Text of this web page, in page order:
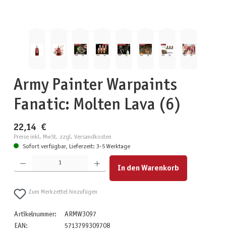
Army Painter Warpaints
Fanatic: Molten Lava (6)
22,14 €
Preise inkl. MwSt. zzgl. Versandkosten
Sofort verfügbar, Lieferzeit: 3-5 Werktage
Produkt Anzahl: Gib den gewünschten Wert ein oder benutze die Schaltflächen um die Anzahl zu
In den Warenkorb
Zum Merkzettel hinzufügen
Artikelnummer:
ARMW3097
EAN:
5713799309708